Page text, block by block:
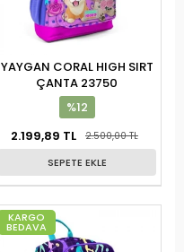
YAYGAN CORAL HIGH SIRT
ÇANTA 23750
%12
2.199,89 TL
2.500,00 TL
SEPETE EKLE
KARGO
BEDAVA